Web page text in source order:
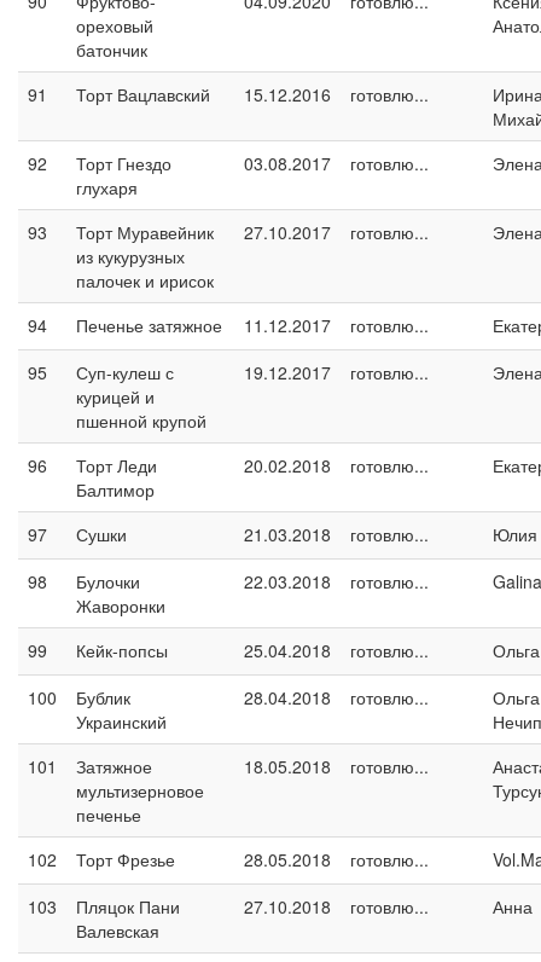
ореховый
батончик
91 Торт Вацлавский 15.12.2016 готовлю...
92
Торт Гнездо
глухаря
03.08.2017 готовлю...
93
Торт Муравейник
из кукурузных
палочек и ирисок
27.10.2017 готовлю...
94 Печенье затяжное 11.12.2017 готовлю...
95
Суп-кулеш с
курицей и
пшенной крупой
19.12.2017 готовлю...
96
Торт Леди
Балтимор
20.02.2018 готовлю...
97 Сушки 21.03.2018 готовлю...
Юлия
98
Булочки
Жаворонки
22.03.2018 готовлю...
99 Кейк-попсы 25.04.2018 готовлю...
100
Бублик
Украинский
28.04.2018 готовлю...
Ольга
101
Затяжное
мультизерновое
печенье
18.05.2018 готовлю...
102 Торт Фрезье 28.05.2018 готовлю...
103
Пляцок Пани
Валевская
27.10.2018 готовлю... Анна